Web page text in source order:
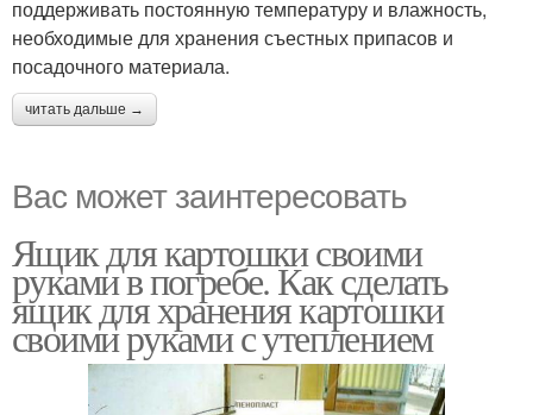
поддерживать постоянную температуру и влажность,
необходимые для хранения съестных припасов и
посадочного материала.
читать дальше →
Вас может заинтересовать
Ящик для картошки своими
руками в погребе. Как сделать
ящик для хранения картошки
своими руками с утеплением